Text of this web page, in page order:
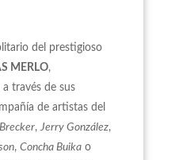
del prestigioso
MERLO,
través de sus
de artistas del
Brecker, Jerry González,
, Concha Buika o